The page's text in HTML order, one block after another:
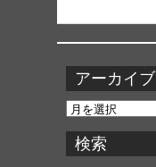
アーカイブ
ア
カ
イ
検索